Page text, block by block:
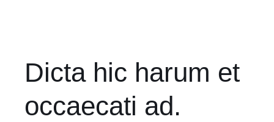
Dicta hic harum et
occaecati ad.